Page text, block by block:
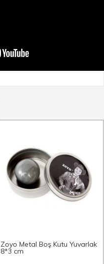
Zoyo Metal Boş Kutu Yuvarlak
8*3 cm